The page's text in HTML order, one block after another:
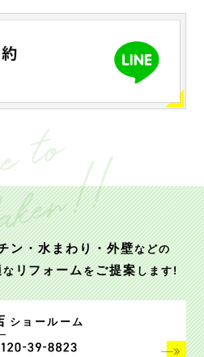
ン・水まわり・外壁などの
なリフォームをご提案します!
ショールーム